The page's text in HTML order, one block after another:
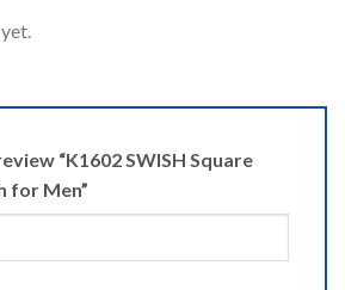
“K1602 SWISH Square
for Men”